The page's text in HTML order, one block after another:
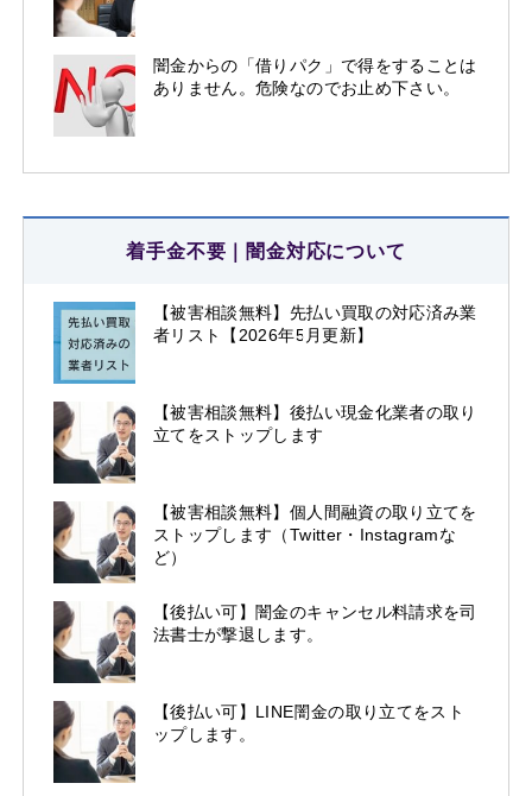
闇金からの「借りパク」で得をすることは
ありません。危険なのでお止め下さい。
着手金不要｜闇金対応について
【被害相談無料】先払い買取の対応済み業
者リスト【2026年5月更新】
【被害相談無料】後払い現金化業者の取り
立てをストップします
【被害相談無料】個人間融資の取り立てを
ストップします（Twitter・Instagramな
ど）
【後払い可】闇金のキャンセル料請求を司
法書士が撃退します。
【後払い可】LINE闇金の取り立てをスト
ップします。